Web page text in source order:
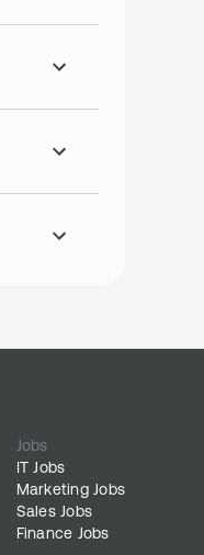
Jobs
IT Jobs
Marketing Jobs
Sales Jobs
Finance Jobs